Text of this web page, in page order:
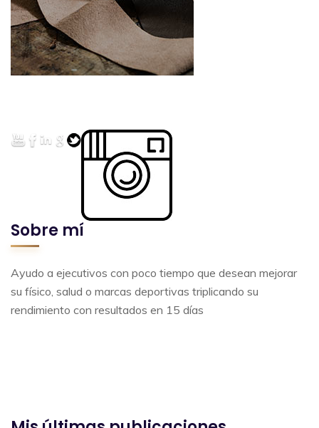
Sobre mí
Ayudo a ejecutivos con poco tiempo que desean mejorar
su físico, salud o marcas deportivas triplicando su
rendimiento con resultados en 15 días